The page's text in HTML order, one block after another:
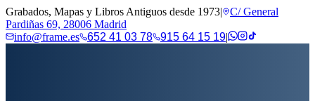
Grabados, Mapas y Libros Antiguos desde 1973|
C/ General
Pardiñas 69, 28006 Madrid
info@frame.es
652 41 03 78 915 64 15 19|